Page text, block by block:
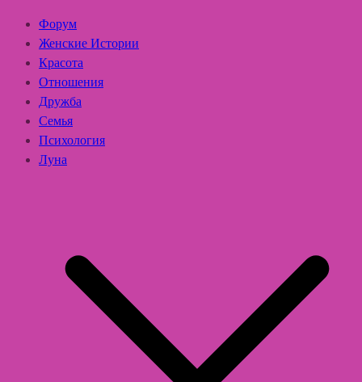
Форум
Женские Истории
Красота
Отношения
Дружба
Семья
Психология
Луна